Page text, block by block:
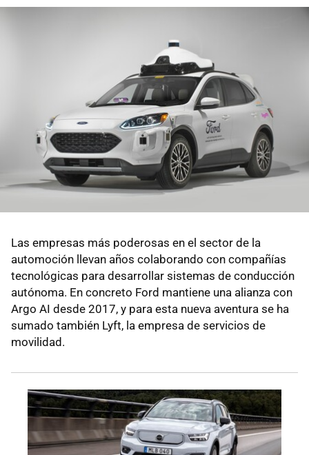
Las empresas más poderosas en el sector de la
automoción llevan años colaborando con compañías
tecnológicas para desarrollar sistemas de conducción
autónoma. En concreto Ford mantiene una alianza con
Argo AI desde 2017, y para esta nueva aventura se ha
sumado también Lyft, la empresa de servicios de
movilidad.